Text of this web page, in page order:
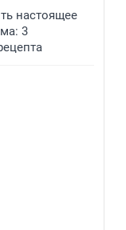
настоящее
3